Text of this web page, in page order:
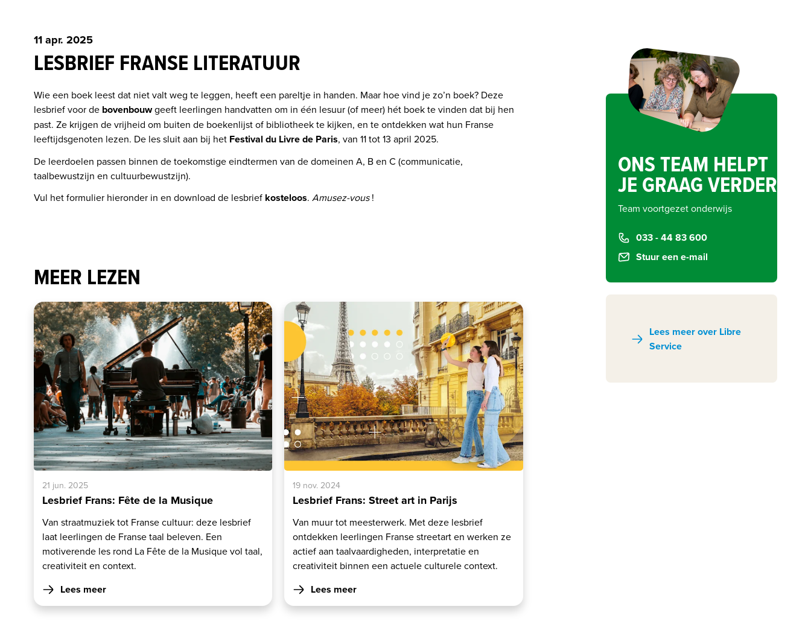
11 apr. 2025
LESBRIEF FRANSE LITERATUUR
Wie een boek leest dat niet valt weg te leggen, heeft een pareltje in handen. Maar hoe vind je zo’n boek? Deze
lesbrief voor de bovenbouw geeft leerlingen handvatten om in één lesuur (of meer) hét boek te vinden dat bij hen
past. Ze krijgen de vrijheid om buiten de boekenlijst of bibliotheek te kijken, en te ontdekken wat hun Franse
leeftijdsgenoten lezen. De les sluit aan bij het Festival du Livre de Paris, van 11 tot 13 april 2025.
De leerdoelen passen binnen de toekomstige eindtermen van de domeinen A, B en C (communicatie,
taalbewustzijn en cultuurbewustzijn).
Vul het formulier hieronder in en download de lesbrief kosteloos. Amusez-vous !
MEER LEZEN
21 jun. 2025
Lesbrief Frans: Fête de la Musique
Van straatmuziek tot Franse cultuur: deze lesbrief
laat leerlingen de Franse taal beleven. Een
motiverende les rond La Fête de la Musique vol taal,
creativiteit en context.
Lees meer
19 nov. 2024
Lesbrief Frans: Street art in Parijs
Van muur tot meesterwerk. Met deze lesbrief
ontdekken leerlingen Franse streetart en werken ze
actief aan taalvaardigheden, interpretatie en
creativiteit binnen een actuele culturele context.
Lees meer
ONS TEAM HELPT
JE GRAAG VERDER
Team voortgezet onderwijs
033 - 44 83 600
Stuur een e-mail
Lees meer over Libre
Service